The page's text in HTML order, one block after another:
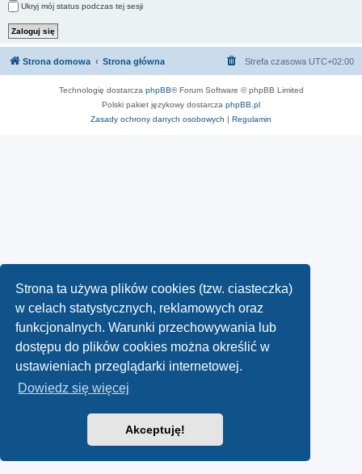
Strona ta używa plików cookies (tzw. ciasteczka)
w celach statystycznych, reklamowych oraz
funkcjonalnych. Warunki przechowywania lub
dostępu do plików cookies można określić w
ustawieniach przeglądarki internetowej.
Dowiedz się więcej
Akceptuję!
Ukryj mój status podczas tej sesji
Strona domowa Strona główna Strefa czasowa UTC+02:00
Technologię dostarcza phpBB® Forum Software © phpBB Limited
Polski pakiet językowy dostarcza phpBB.pl
Zasady ochrony danych osobowych | Regulamin